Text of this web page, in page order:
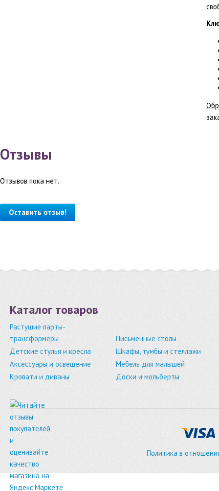
Отзывы
Отзывов пока нет.
Оставить отзыв!
Каталог товаров
Растущие парты-
трансформеры
Письменные столы
Детские стулья и кресла
Шкафы, тумбы и стеллажи
Аксессуары и освещение
Мебель для малышей
Кровати и диваны
Доски и мольберты
Политика в